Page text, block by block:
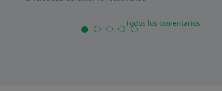
Todos los comentarios